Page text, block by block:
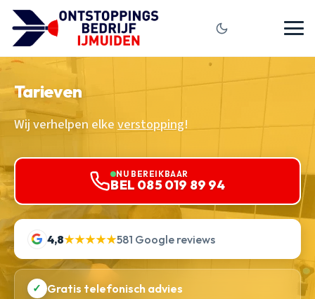
Tarieven
Wij verhelpen elkeverstopping!
NU BEREIKBAAR
BEL 085 019 89 94
4,8★★★★★581 Google reviews
✓ Gratis telefonisch advies